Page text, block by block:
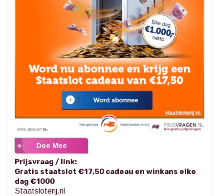
Doe Mee
Prijsvraag / link:
Gratis staatslot €17,50 cadeau en winkans elke
dag €1000
Staatsloterij.nl